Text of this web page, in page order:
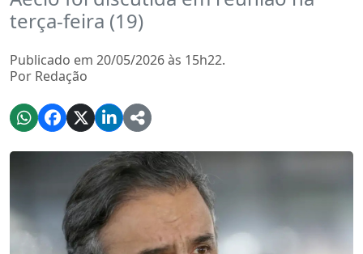
terça-feira (19)
Publicado em 20/05/2026 às 15h22.
Por Redação